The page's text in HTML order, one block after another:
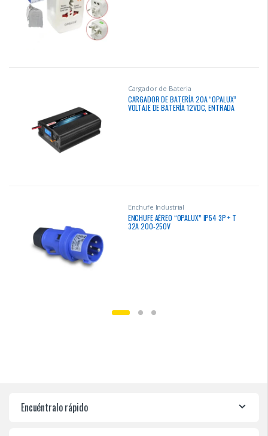
Cargador de Bateria
CARGADOR DE BATERÍA 20A “OPALUX”
VOLTAJE DE BATERÍA 12VDC, ENTRADA
Enchufe Industrial
ENCHUFE AÉREO “OPALUX” IP54 3P + T
32A 200-250V
Encuéntralo rápido